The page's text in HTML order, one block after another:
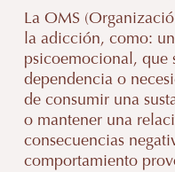
La OMS
la adicción, como:
psicoemocional, que
dependencia o
de consumir una
o mantener una
consecuencias
comportamiento